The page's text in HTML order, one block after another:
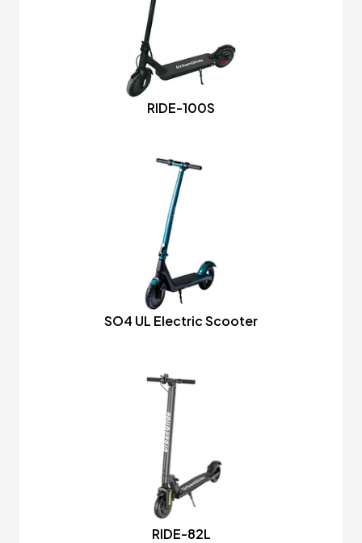
RIDE-100S
SO4 UL Electric Scooter
RIDE-82L